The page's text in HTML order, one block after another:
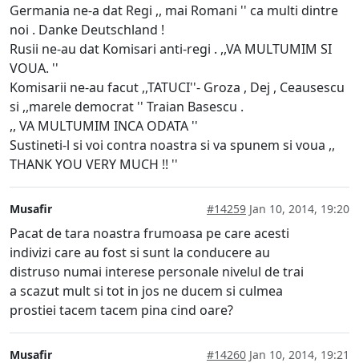
Germania ne-a dat Regi ,, mai Romani '' ca multi dintre
noi . Danke Deutschland !
Rusii ne-au dat Komisari anti-regi . ,,VA MULTUMIM SI
VOUA. ''
Komisarii ne-au facut ,,TATUCI''- Groza , Dej , Ceausescu
si ,,marele democrat '' Traian Basescu .
,, VA MULTUMIM INCA ODATA ''
Sustineti-l si voi contra noastra si va spunem si voua ,,
THANK YOU VERY MUCH !! ''
Musafir #14259 Jan 10, 2014, 19:20
Pacat de tara noastra frumoasa pe care acesti
indivizi care au fost si sunt la conducere au
distruso numai interese personale nivelul de trai
a scazut mult si tot in jos ne ducem si culmea
prostiei tacem tacem pina cind oare?
Musafir #14260 Jan 10, 2014, 19:21